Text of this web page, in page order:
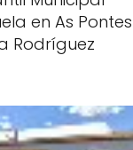
en As Pontes
Rodríguez